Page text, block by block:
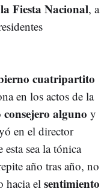
Fiesta Nacional, a
cuatripartito
en los actos de la
consejero alguno y
en el director
sea la tónica
año tras año, no
hacia el sentimiento